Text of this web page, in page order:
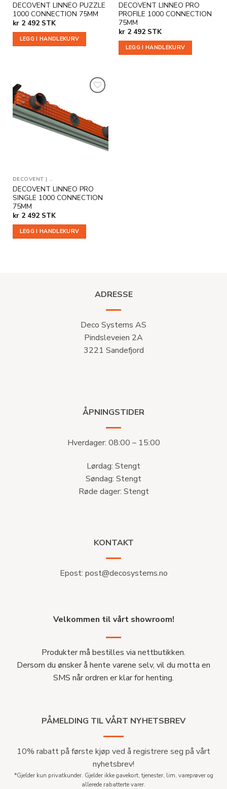
DECOVENT LINNEO PUZZLE
1000 CONNECTION 75MM
kr2 492 STK
LEGG I HANDLEKURV
DECOVENT LINNEO PRO
PROFILE 1000 CONNECTION
75MM
kr2 492 STK
LEGG I HANDLEKURV
ønskeliste
DECOVENT | TILLEGGSPRODUKTER
DECOVENT LINNEO PRO
SINGLE 1000 CONNECTION
75MM
kr2 492 STK
LEGG I HANDLEKURV
ADRESSE
Deco Systems AS
Pindsleveien 2A
3221 Sandefjord
ÅPNINGSTIDER
Hverdager: 08:00 – 15:00
Lørdag: Stengt
Søndag: Stengt
Røde dager: Stengt
KONTAKT
Epost: post@decosystems.no
Velkommen til vårt showroom!
Produkter må bestilles via nettbutikken.
Dersom du ønsker å hente varene selv, vil du motta en
SMS når ordren er klar for henting.
PÅMELDING TIL VÅRT NYHETSBREV
10% rabatt på første kjøp ved å registrere seg på vårt
nyhetsbrev!
*Gjelder kun privatkunder. Gjelder ikke gavekort, tjenester, lim, vareprøver og
allerede rabatterte varer.